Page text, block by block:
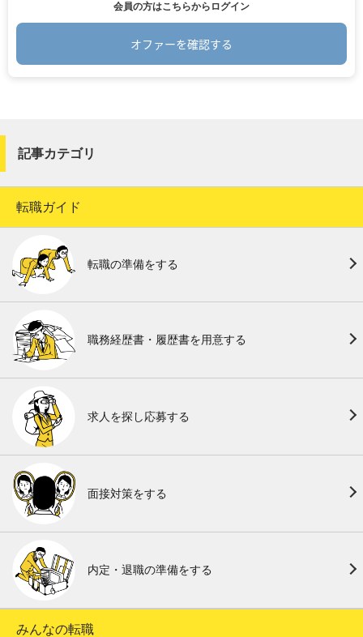
会員の方はこちらからログイン
オファーを確認する
記事カテゴリ
転職ガイド
転職の準備をする
職務経歴書・履歴書を用意する
求人を探し応募する
面接対策をする
内定・退職の準備をする
みんなの転職